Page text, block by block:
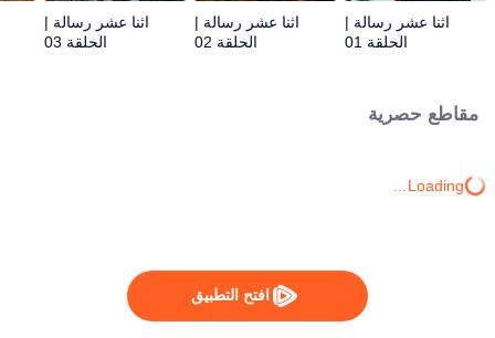
افتح التطبيق
اثنا عشر رسالة |
الحلقة 01
اثنا عشر رسالة |
الحلقة 02
اثنا عشر رسالة |
الحلقة 03
مقاطع حصرية
Loading…